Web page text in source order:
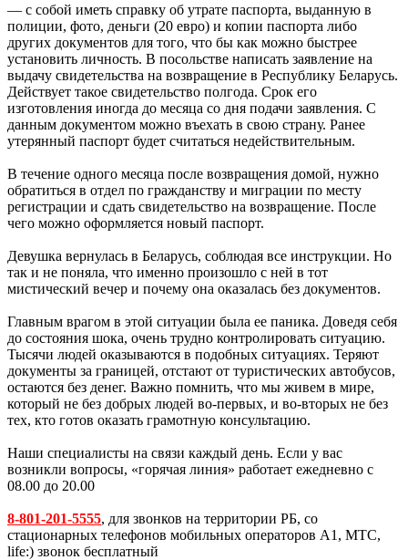
— с собой иметь справку об утрате паспорта, выданную в
полиции, фото, деньги (20 евро) и копии паспорта либо
других документов для того, что бы как можно быстрее
установить личность. В посольстве написать заявление на
выдачу свидетельства на возвращение в Республику Беларусь.
Действует такое свидетельство полгода. Срок его
изготовления иногда до месяца со дня подачи заявления. С
данным документом можно въехать в свою страну. Ранее
утерянный паспорт будет считаться недействительным.
В течение одного месяца после возвращения домой, нужно
обратиться в отдел по гражданству и миграции по месту
регистрации и сдать свидетельство на возвращение. После
чего можно оформляется новый паспорт.
Девушка вернулась в Беларусь, соблюдая все инструкции. Но
так и не поняла, что именно произошло с ней в тот
мистический вечер и почему она оказалась без документов.
Главным врагом в этой ситуации была ее паника. Доведя себя
до состояния шока, очень трудно контролировать ситуацию.
Тысячи людей оказываются в подобных ситуациях. Теряют
документы за границей, отстают от туристических автобусов,
остаются без денег. Важно помнить, что мы живем в мире,
который не без добрых людей во-первых, и во-вторых не без
тех, кто готов оказать грамотную консультацию.
Наши специалисты на связи каждый день. Если у вас
возникли вопросы, «горячая линия» работает ежедневно с
08.00 до 20.00
8-801-201-5555, для звонков на территории РБ, со
стационарных телефонов мобильных операторов A1, MTC,
life:) звонок бесплатный